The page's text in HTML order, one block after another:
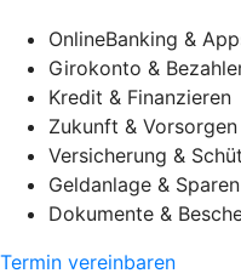
OnlineBanking &
Girokonto &
Kredit & Finanzieren
Zukunft & Vorsorgen
Versicherung &
Geldanlage & Sparen
Dokumente &
Termin vereinbaren